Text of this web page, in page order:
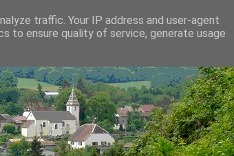
traffic. Your IP address and user-agent
to ensure quality of service, generate usage